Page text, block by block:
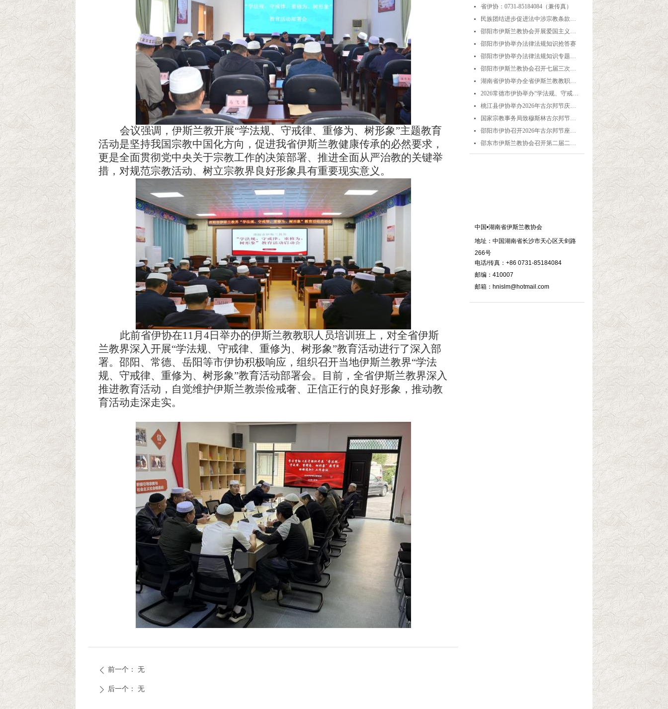
넷 省伊协：0731-85184084（兼传真）
넷 民族团结进步促进法中涉宗教条款解读
넷 邵阳市伊斯兰教协会开展爱国主义教育实践暨中华优秀传统文化研学活动
넷 邵阳市伊协举办法律法规知识抢答赛
넷 邵阳市伊协举办法律法规知识专题培训
넷 邵阳市伊斯兰教协会召开七届三次理事会
넷 湖南省伊协举办全省伊斯兰教教职人员解经培训暨“学法规、守戒律、重修为、树形象”主题演讲比赛
넷 2026常德市伊协举办“学法规、守戒律、重修为、树形象”专题阿訇培训班 暨阿訇演讲交流赛
넷 桃江县伊协举办2026年古尔邦节庆祝活动
넷 国家宗教事务局致穆斯林古尔邦节贺信
넷 邵阳市伊协召开2026年古尔邦节座谈会
넷 邵东市伊斯兰教协会召开第二届二次理事会
地址：中国湖南省长沙市天心区天剑路
266号
中国•湖南省伊斯兰教协会
电话/传真：+86 0731-85184084
邮编：410007
邮箱：hnislm@hotmail.com
会议强调， 伊斯兰教开展“学法规、守戒律、重修为、树形象”主题教育
活动是坚持我国宗教中国化方向，促进我省伊斯兰教健康传承的必然要求，
更是全面贯彻党中央关于宗教工作的决策部署、推进全面从严治教的关键举
措，对规范宗教活动、树立宗教界良好形象具有重要现实意义。
此前省伊协在11月4日 举办的伊斯兰教教职人员培训班上，对全省伊斯
兰教界深入开展“学法规、守戒律、重修为、树形象”教育活动进行了深入部
署。邵阳、常德、岳阳等市伊协积极响应，组织召开当地伊斯兰教界“学法
规、守戒律、重修为、树形象”教育活动部署会。目前，全省伊斯兰教界深入
推进教育活动，自觉维护伊斯兰教崇俭戒奢、正信正行的良好形象，推动教
育活动走深走实。
ꄴ 前一个： 无
ꄲ 后一个： 无